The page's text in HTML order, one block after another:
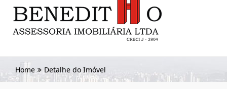
Home Detalhe do Imóvel